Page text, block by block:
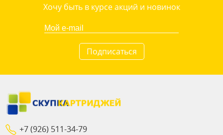
Хочу быть в курсе акций и новинок
Подписаться
+7 (926) 511-34-79